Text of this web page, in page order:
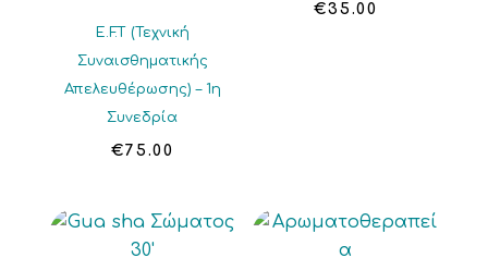
E.F.T (Τεχνική
Συναισθηματικής
Απελευθέρωσης) – 1η
Συνεδρία
€75.00
€35.00